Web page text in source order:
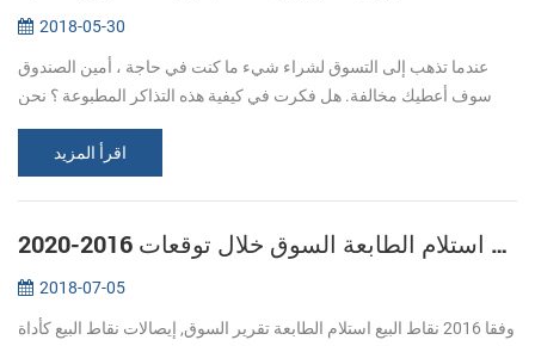
2018-05-30
عندما تذهب إلى التسوق لشراء شيء ما كنت في حاجة ، أمين الصندوق
سوف أعطيك مخالفة. هل فكرت في كيفية هذه التذاكر المطبوعة ؟ نحن
من الور...
اقرأ المزيد
العالمية نقاط البيع استلام الطابعة السوق خلال توقعات 2016-2020
2018-07-05
وفقا 2016 نقاط البيع استلام الطابعة تقرير السوق, إيصالات نقاط البيع كأداة